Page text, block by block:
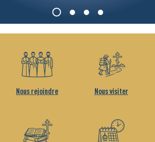
Nous rejoindre Nous visiter